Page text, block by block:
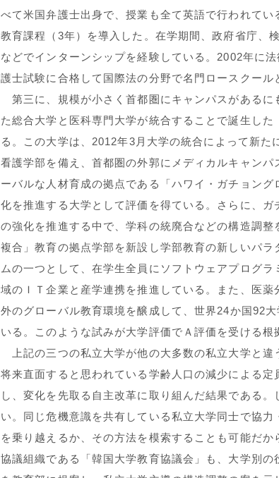
べて米国弁護士出身で、授業も全て英語で行われて
教育課程（3年）を導入した。在学期間、政府省庁、
などでインターンシップを経験している。2002年に
護士試験に合格して国際法の分野で名門ロースクール
第三に、規模が小さく首都圏にキャンパスがあるに
た総合大学と医科専門大学が統合することで誕生し
る。この大学は、2012年3月大学の統合によって新た
看護学部を備え、首都圏の外郭にメディカルキャン
ーバルな人材育成の拠点である「ハワイ・ガチョン
化を推進する大学として評価を得ている。さらに、
の強化を推進する中で、学科の統廃合などの構造調
複合」教育の拠点学部を新設し学部教育の新しいパ
ムの一つとして、在学生全員にソフトウェアプログ
域のＩＴ企業と産学連携を推進している。また、医
外のグローバル教育環境を醸成して、世界24か国92
いる。このような試みが大学評価でＡ評価を受ける根
上記の三つの私立大学が他の大多数の私立大学と違
将来直面すると思われている学齢人口の減少による
し、変化を先取る自主改革に取り組んだ結果である
い。同じ危機意識を共有している私立大学同士で協
を乗り越えるか、その方法を模索することも可能だ
協議組織である「韓国大学教育協議会」も、大学別